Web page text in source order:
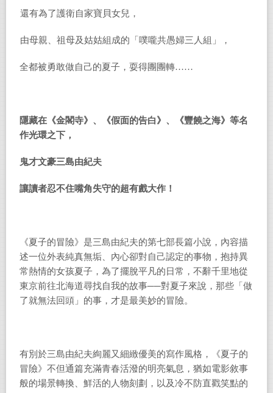
還有為了護衛自家寶貝女兒，
由母親、祖母及姑姑組成的「噗嚨共愚婦三人組」，
全都被勇敢做自己的夏子，耍得團團轉……
隱藏在《金閣寺》、《假面的告白》、《豐饒之海》等名
作光環之下，
鬼才文豪三島由紀夫
讓讀者忍不住嘴角失守的超有戲大作！
《夏子的冒險》是三島由紀夫的第七部長篇小說，內容描
述一位外表純真無垢、內心卻對自己認定的事物，抱持異
常熱情的女孩夏子，為了擺脫平凡的日常，不辭千里地從
東京前往北海道尋找自我的故事──對夏子來說，那些「做
了就無法回頭」的事，才是最美妙的冒險。
有別於三島由紀夫絢麗又細緻優美的寫作風格，《夏子的
冒險》不但通篇充滿青春活潑的明亮氣息，猶如電影敘事
般的場景轉換、鮮活的人物刻劃，以及冷不防直戳笑點的